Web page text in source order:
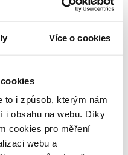
Více o cookies
to i způsob, kterým nám
i obsahu na webu. Díky
cookies pro měření
webu a